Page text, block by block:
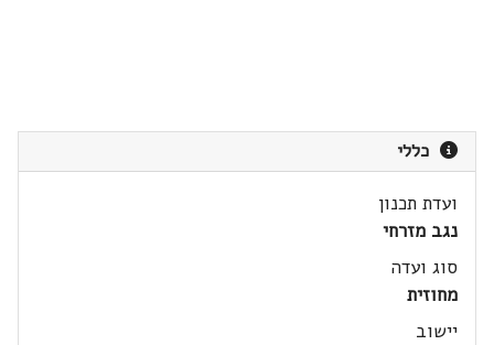
כללי
ועדת תכנון
נגב מזרחי
סוג ועדה
מחוזית
יישוב